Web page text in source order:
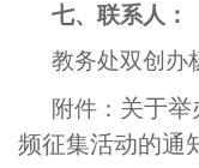
七、联系人：
教务处双创办
附件： 关于举
频征集活动的通